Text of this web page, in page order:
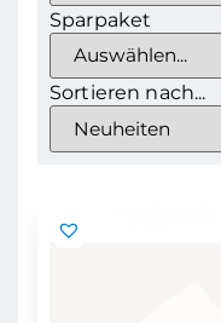
Sparpaket
Sortieren nach...